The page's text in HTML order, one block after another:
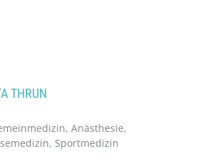
THRUN
Anästhesie,
Sportmedizin